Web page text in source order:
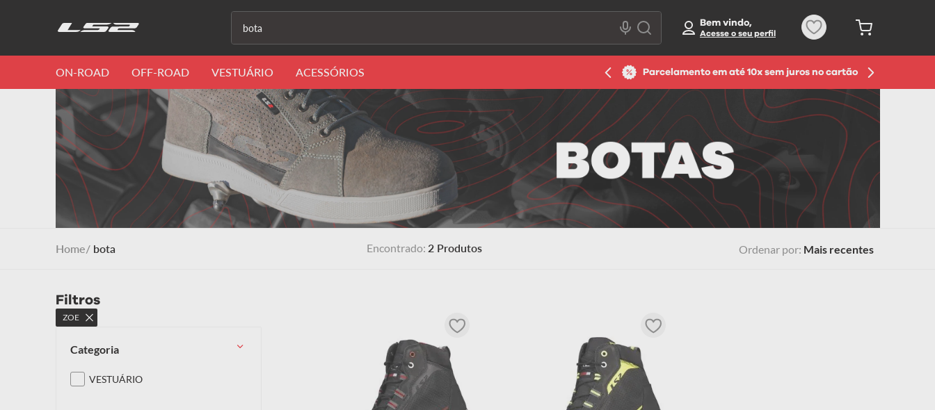
O que você procura? Bem vindo,
ON-ROAD OFF-ROAD VESTUÁRIO ACESSÓRIOS Parcelamento em até 10x sem juros no cartão
bota 2 Produtos Ordenar por Mais recentes
Filtros
ZOE
categoria
VESTUÁRIO